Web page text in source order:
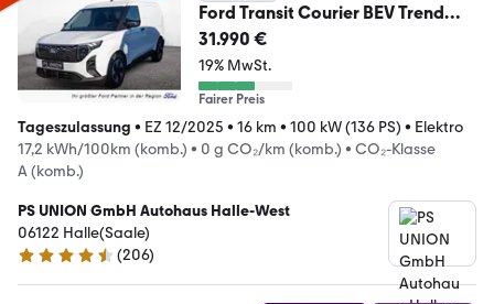
Ford Transit Courier BEV Trend
SHZ KAMERA NAVI ACC
31.990 €
19% MwSt.
Fairer Preis
Tageszulassung • EZ 12/2025 • 16 km • 100 kW (136 PS) • Elektro
17,2 kWh/100km (komb.) • 0 g CO₂/km (komb.) • CO₂-Klasse
A (komb.)
PS UNION GmbH Autohaus Halle-West
06122 Halle(Saale)
4.3 Sterne
(206)